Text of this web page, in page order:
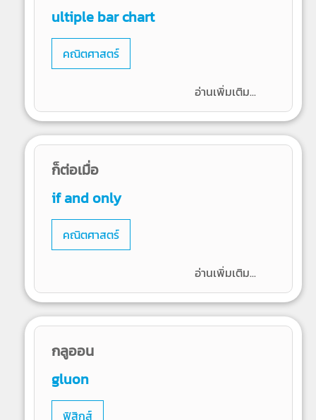
ultiple bar chart
คณิตศาสตร์
อ่านเพิ่มเติม...
ก็ต่อเมื่อ
if and only
คณิตศาสตร์
อ่านเพิ่มเติม...
กลูออน
gluon
ฟิสิกส์